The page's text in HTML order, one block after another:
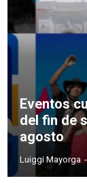
Eventos
del fin de
agosto
Luiggi Mayorga -